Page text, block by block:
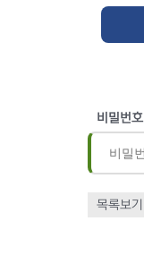
비밀번호
목록보기